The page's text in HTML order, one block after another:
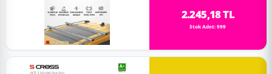
2.245,18 TL
Stok Adet: 999